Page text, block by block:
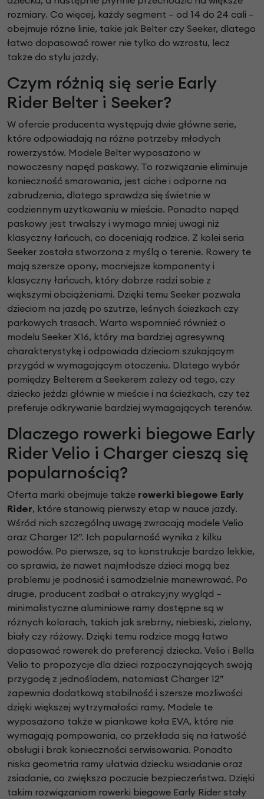
rozmiary. Co więcej, każdy segment – od 14 do 24 cali –
obejmuje różne linie, takie jak Belter czy Seeker, dlatego
łatwo dopasować rower nie tylko do wzrostu, lecz
także do stylu jazdy.
Czym różnią się serie Early
Rider Belter i Seeker?
W ofercie producenta występują dwie główne serie,
które odpowiadają na różne potrzeby młodych
rowerzystów. Modele Belter wyposażono w
nowoczesny napęd paskowy. To rozwiązanie eliminuje
konieczność smarowania, jest ciche i odporne na
zabrudzenia, dlatego sprawdza się świetnie w
codziennym użytkowaniu w mieście. Ponadto napęd
paskowy jest trwalszy i wymaga mniej uwagi niż
klasyczny łańcuch, co doceniają rodzice. Z kolei seria
Seeker została stworzona z myślą o terenie. Rowery te
mają szersze opony, mocniejsze komponenty i
klasyczny łańcuch, który dobrze radzi sobie z
większymi obciążeniami. Dzięki temu Seeker pozwala
dzieciom na jazdę po szutrze, leśnych ścieżkach czy
parkowych trasach. Warto wspomnieć również o
modelu Seeker X16, który ma bardziej agresywną
charakterystykę i odpowiada dzieciom szukającym
przygód w wymagającym otoczeniu. Dlatego wybór
pomiędzy Belterem a Seekerem zależy od tego, czy
dziecko jeździ głównie w mieście i na ścieżkach, czy też
preferuje odkrywanie bardziej wymagających terenów.
Dlaczego rowerki biegowe Early
Rider Velio i Charger cieszą się
popularnością?
Oferta marki obejmuje także rowerki biegowe Early
Rider, które stanowią pierwszy etap w nauce jazdy.
Wśród nich szczególną uwagę zwracają modele Velio
oraz Charger 12”. Ich popularność wynika z kilku
powodów. Po pierwsze, są to konstrukcje bardzo lekkie,
co sprawia, że nawet najmłodsze dzieci mogą bez
problemu je podnosić i samodzielnie manewrować. Po
drugie, producent zadbał o atrakcyjny wygląd –
minimalistyczne aluminiowe ramy dostępne są w
różnych kolorach, takich jak srebrny, niebieski, zielony,
biały czy różowy. Dzięki temu rodzice mogą łatwo
dopasować rowerek do preferencji dziecka. Velio i Bella
Velio to propozycje dla dzieci rozpoczynających swoją
przygodę z jednośladem, natomiast Charger 12”
zapewnia dodatkową stabilność i szersze możliwości
dzięki większej wytrzymałości ramy. Modele te
wyposażono także w piankowe koła EVA, które nie
wymagają pompowania, co przekłada się na łatwość
obsługi i brak konieczności serwisowania. Ponadto
niska geometria ramy ułatwia dziecku wsiadanie oraz
zsiadanie, co zwiększa poczucie bezpieczeństwa. Dzięki
takim rozwiązaniom rowerki biegowe Early Rider stały